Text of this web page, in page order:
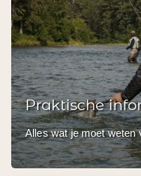
Praktische
Alles wat je moet weten